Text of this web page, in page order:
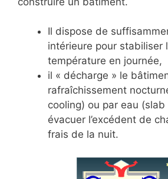
Il dispose de
intérieure pour stabiliser
température en journée,
il « décharge » le
rafraîchissement
cooling) ou par eau
évacuer l’excédent de
frais de la nuit.